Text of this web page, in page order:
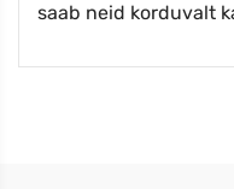
saab neid korduvalt